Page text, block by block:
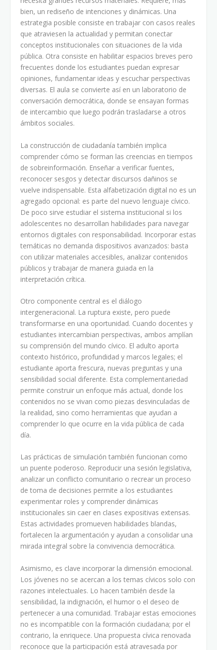
bien, un rediseño de intenciones y dinámicas. Una
estrategia posible consiste en trabajar con casos reales
que atraviesen la actualidad y permitan conectar
conceptos institucionales con situaciones de la vida
pública. Otra consiste en habilitar espacios breves pero
frecuentes donde los estudiantes puedan expresar
opiniones, fundamentar ideas y escuchar perspectivas
diversas. El aula se convierte así en un laboratorio de
conversación democrática, donde se ensayan formas
de intercambio que luego podrán trasladarse a otros
ámbitos sociales.
La construcción de ciudadanía también implica
comprender cómo se forman las creencias en tiempos
de sobreinformación. Enseñar a verificar fuentes,
reconocer sesgos y detectar discursos dañinos se
vuelve indispensable. Esta alfabetización digital no es un
agregado opcional: es parte del nuevo lenguaje cívico.
De poco sirve estudiar el sistema institucional si los
adolescentes no desarrollan habilidades para navegar
entornos digitales con responsabilidad. Incorporar estas
temáticas no demanda dispositivos avanzados: basta
con utilizar materiales accesibles, analizar contenidos
públicos y trabajar de manera guiada en la
interpretación crítica.
Otro componente central es el diálogo
intergeneracional. La ruptura existe, pero puede
transformarse en una oportunidad. Cuando docentes y
estudiantes intercambian perspectivas, ambos amplían
su comprensión del mundo cívico. El adulto aporta
contexto histórico, profundidad y marcos legales; el
estudiante aporta frescura, nuevas preguntas y una
sensibilidad social diferente. Esta complementariedad
permite construir un enfoque más actual, donde los
contenidos no se vivan como piezas desvinculadas de
la realidad, sino como herramientas que ayudan a
comprender lo que ocurre en la vida pública de cada
día.
Las prácticas de simulación también funcionan como
un puente poderoso. Reproducir una sesión legislativa,
analizar un conflicto comunitario o recrear un proceso
de toma de decisiones permite a los estudiantes
experimentar roles y comprender dinámicas
institucionales sin caer en clases expositivas extensas.
Estas actividades promueven habilidades blandas,
fortalecen la argumentación y ayudan a consolidar una
mirada integral sobre la convivencia democrática.
Asimismo, es clave incorporar la dimensión emocional.
Los jóvenes no se acercan a los temas cívicos solo con
razones intelectuales. Lo hacen también desde la
sensibilidad, la indignación, el humor o el deseo de
pertenecer a una comunidad. Trabajar estas emociones
no es incompatible con la formación ciudadana; por el
contrario, la enriquece. Una propuesta cívica renovada
reconoce que la participación está atravesada por